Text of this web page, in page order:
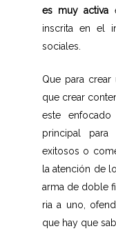
es muy activa
inscrita en el
sociales.
Que para
que crear
este
principal
exitosos o
la atención de
arma de doble
ria a uno,
que hay que